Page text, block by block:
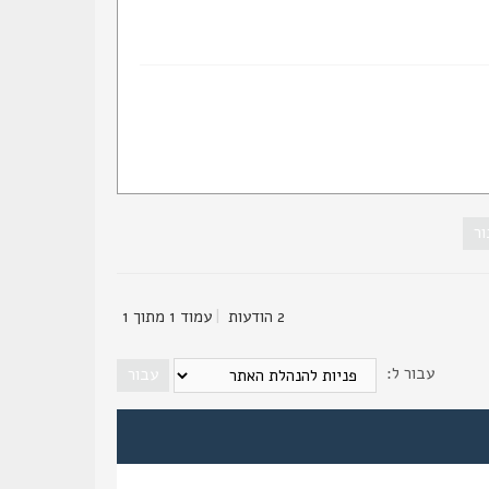
2 הודעות | עמוד 1 מתוך 1
עבור ל: